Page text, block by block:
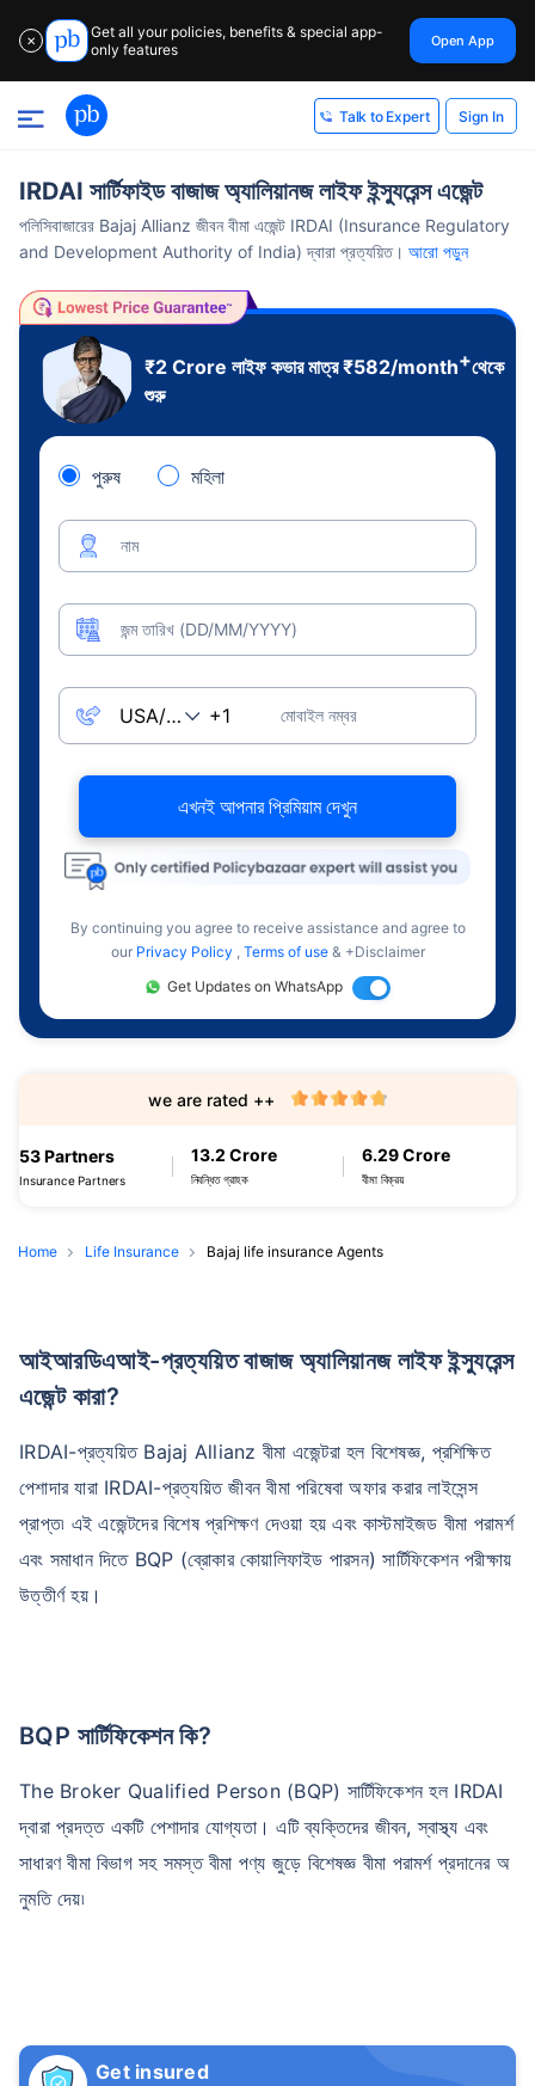
✕
Get all your policies, benefits & special app-
only features
Open App
Talk to Expert Sign In
IRDAI সার্টিফাইড বাজাজ অ্যালিয়ানজ লাইফ ইন্স্যুরেন্স এজেন্ট
পলিসিবাজারের Bajaj Allianz জীবন বীমা এজেন্ট IRDAI (Insurance Regulatory
and Development Authority of India) দ্বারা প্রত্যয়িত। আরো পড়ুন
₹2 Crore লাইফ কভার মাত্র₹582/month+থেকে
শুরু
পুরুষ মহিলা
নাম
জন্ম তারিখ (DD/MM/YYYY)
মোবাইল নম্বর
এখনই আপনার প্রিমিয়াম দেখুন
By continuing you agree to receive assistance and agree to
our Privacy Policy , Terms of use & +Disclaimer
Get Updates on WhatsApp
53 Partners
Insurance Partners
13.2 Crore
নিবন্ধিত গ্রাহক
6.29 Crore
বীমা বিক্রয়
we are rated ++
Home Life Insurance Bajaj life insurance Agents
আইআরডিএআই-প্রত্যয়িত বাজাজ অ্যালিয়ানজ লাইফ ইন্স্যুরেন্স
এজেন্ট কারা?
IRDAI-প্রত্যয়িত Bajaj Allianz বীমা এজেন্টরা হল বিশেষজ্ঞ, প্রশিক্ষিত
পেশাদার যারা IRDAI-প্রত্যয়িত জীবন বীমা পরিষেবা অফার করার লাইসেন্স
প্রাপ্ত৷ এই এজেন্টদের বিশেষ প্রশিক্ষণ দেওয়া হয় এবং কাস্টমাইজড বীমা পরামর্শ
এবং সমাধান দিতে BQP (ব্রোকার কোয়ালিফাইড পারসন) সার্টিফিকেশন পরীক্ষায়
উত্তীর্ণ হয়।
BQP সার্টিফিকেশন কি?
The Broker Qualified Person (BQP) সার্টিফিকেশন হল IRDAI
দ্বারা প্রদত্ত একটি পেশাদার যোগ্যতা। এটি ব্যক্তিদের জীবন, স্বাস্থ্য এবং
সাধারণ বীমা বিভাগ সহ সমস্ত বীমা পণ্য জুড়ে বিশেষজ্ঞ বীমা পরামর্শ প্রদানের অ
নুমতি দেয়৷
Get insured